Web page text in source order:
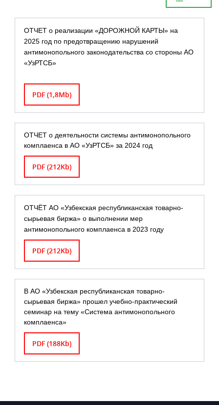
ОТЧЕТ о реализации «ДОРОЖНОЙ КАРТЫ» на
2025 год по предотвращению нарушений
антимонопольного законодательства со стороны АО
«УзРТСБ»
PDF (1,8Mb)
ОТЧЕТ о деятельности системы антимонопольного
комплаенса в АО «УзРТСБ» за 2024 год
PDF (212Kb)
ОТЧЁТ АО «Узбекская республиканская товарно-
сырьевая биржа» о выполнении мер
антимонопольного комплаенса в 2023 году
PDF (212Kb)
В АО «Узбекская республиканская товарно-
сырьевая биржа» прошел учебно-практический
семинар на тему «Система антимонопольного
комплаенса»
PDF (188Kb)